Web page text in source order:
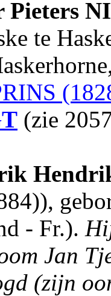
Pieters
te
(zie
- Fr.).
Jan
(zijn